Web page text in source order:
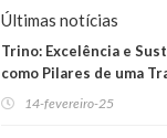
Últimas notícias
Trino: Excelência e
como Pilares de uma
Sucesso14-fevereiro-25